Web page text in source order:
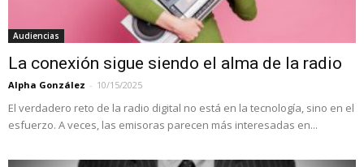
Audiencias
La conexión sigue siendo el alma de la radio
Alpha González - 10/15/2025
El verdadero reto de la radio digital no está en la tecnología, sino en el
esfuerzo. A veces, las emisoras parecen más interesadas en...